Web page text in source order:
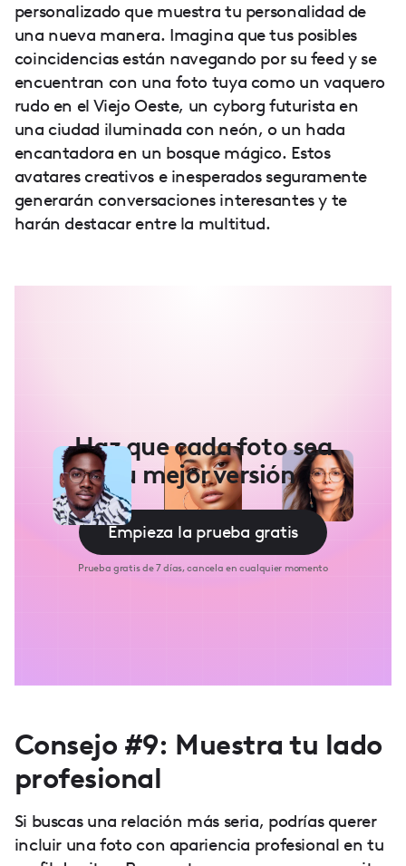
personalizado que muestra tu personalidad de
una nueva manera. Imagina que tus posibles
coincidencias están navegando por su feed y se
encuentran con una foto tuya como un vaquero
rudo en el Viejo Oeste, un cyborg futurista en
una ciudad iluminada con neón, o un hada
encantadora en un bosque mágico. Estos
avatares creativos e inesperados seguramente
generarán conversaciones interesantes y te
harán destacar entre la multitud.
Haz que cada foto sea
tu mejor versión
Empieza la prueba gratis
Prueba gratis de 7 días, cancela en cualquier momento
Consejo #9: Muestra tu lado
profesional
Si buscas una relación más seria, podrías querer
incluir una foto con apariencia profesional en tu